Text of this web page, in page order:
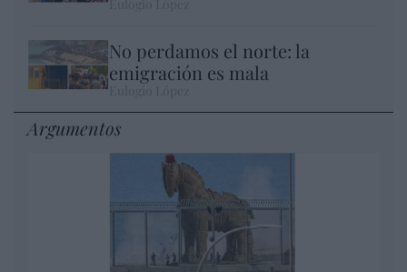
No perdamos el norte: la
emigración es mala
Argumentos